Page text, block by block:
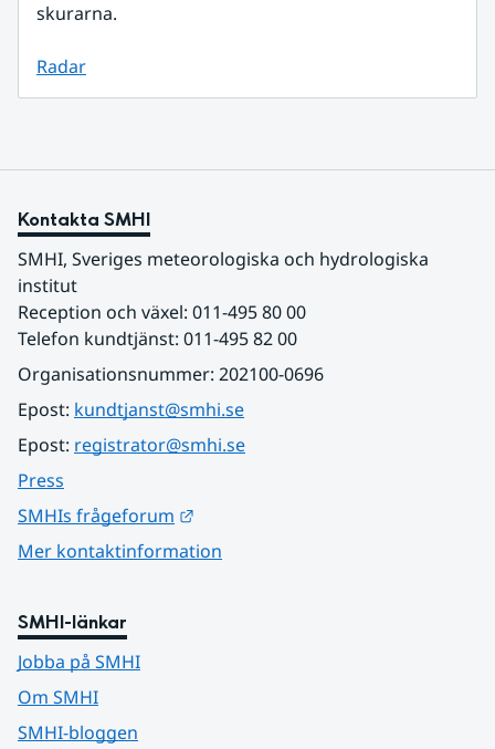
skurarna.
Radar
Kontakta SMHI
SMHI, Sveriges meteorologiska och hydrologiska
institut
Reception och växel: 011-495 80 00
Telefon kundtjänst: 011-495 82 00
Organisationsnummer: 202100-0696
Epost: kundtjanst@smhi.se
Epost: registrator@smhi.se
Press
SMHIs frågeforum
Mer kontaktinformation
SMHI-länkar
Jobba på SMHI
Om SMHI
SMHI-bloggen